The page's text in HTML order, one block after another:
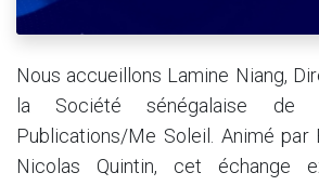
Nous accueillons Lamine Niang,
la Société sénégalaise
Publications/Me Soleil. Animé par
Nicolas Quintin, cet échange